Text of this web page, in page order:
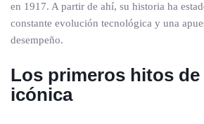
en 1917. A partir de ahí, su historia ha
constante evolución tecnológica y una
desempeño.
Los primeros hitos de
icónica